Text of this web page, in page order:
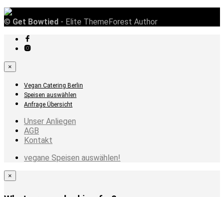
© Get Bowtied - Elite ThemeForest Author
×
Vegan Catering Berlin
Speisen auswählen
Anfrage Übersicht
Unser Anliegen
AGB
Kontakt
vegane Speisen auswählen!
×